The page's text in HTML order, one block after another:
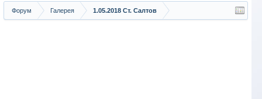
Форум Галерея 1.05.2018 Ст. Салтов